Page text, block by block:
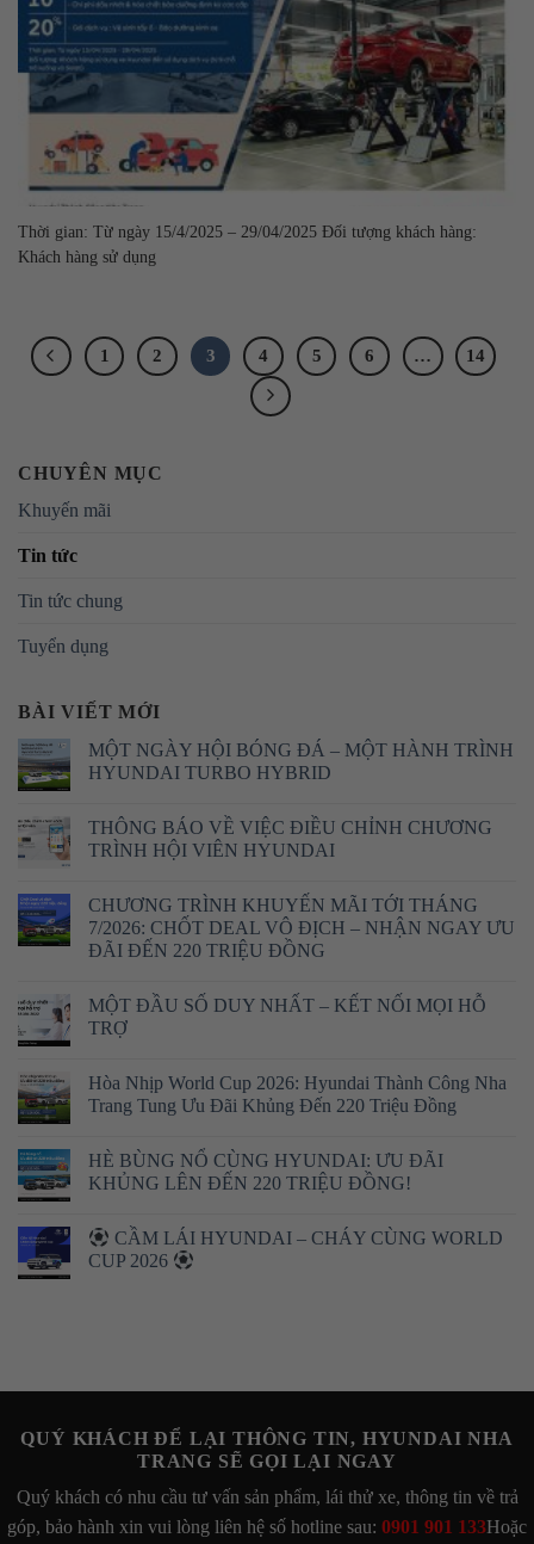
Thời gian: Từ ngày 15/4/2025 – 29/04/2025 Đối tượng khách hàng:
Khách hàng sử dụng
1 2 3 4 5 6 … 14
CHUYÊN MỤC
Khuyến mãi
Tin tức
Tin tức chung
Tuyển dụng
BÀI VIẾT MỚI
MỘT NGÀY HỘI BÓNG ĐÁ – MỘT HÀNH TRÌNH
HYUNDAI TURBO HYBRID
THÔNG BÁO VỀ VIỆC ĐIỀU CHỈNH CHƯƠNG
TRÌNH HỘI VIÊN HYUNDAI
CHƯƠNG TRÌNH KHUYẾN MÃI TỚI THÁNG
7/2026: CHỐT DEAL VÔ ĐỊCH – NHẬN NGAY ƯU
ĐÃI ĐẾN 220 TRIỆU ĐỒNG
MỘT ĐẦU SỐ DUY NHẤT – KẾT NỐI MỌI HỖ
TRỢ
Hòa Nhịp World Cup 2026: Hyundai Thành Công Nha
Trang Tung Ưu Đãi Khủng Đến 220 Triệu Đồng
HÈ BÙNG NỔ CÙNG HYUNDAI: ƯU ĐÃI
KHỦNG LÊN ĐẾN 220 TRIỆU ĐỒNG!
CẦM LÁI HYUNDAI – CHÁY CÙNG WORLD
CUP 2026
QUÝ KHÁCH ĐỂ LẠI THÔNG TIN, HYUNDAI NHA
TRANG SẼ GỌI LẠI NGAY
Quý khách có nhu cầu tư vấn sản phẩm, lái thử xe, thông tin về trả
góp, bảo hành xin vui lòng liên hệ số hotline sau: 0901 901 133Hoặc